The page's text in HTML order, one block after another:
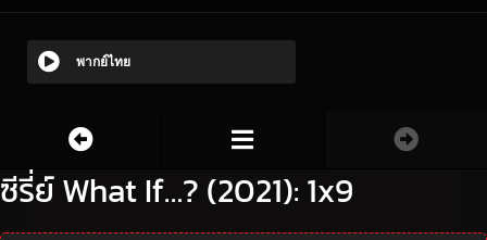
พากย์ไทย
ซีรี่ย์ What If…? (2021): 1x9